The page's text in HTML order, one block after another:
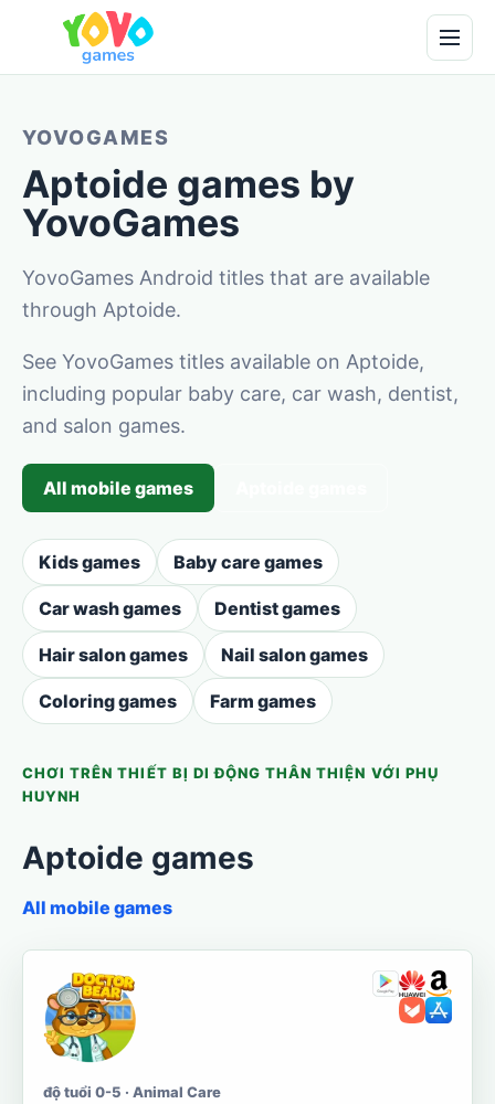
YOVOGAMES
Aptoide games by
YovoGames
YovoGames Android titles that are available
through Aptoide.
See YovoGames titles available on Aptoide,
including popular baby care, car wash, dentist,
and salon games.
All mobile games
Kids games Baby care games
Car wash games Dentist games
Hair salon games Nail salon games
Coloring games Farm games
CHƠI TRÊN THIẾT BỊ DI ĐỘNG THÂN THIỆN VỚI PHỤ
HUYNH
Aptoide games
All mobile games
độ tuổi 0-5 · Animal Care